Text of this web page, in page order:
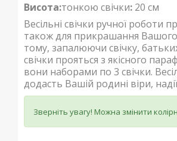
Висота:тонкою свічки: 20 см
Весільні свічки ручної
також для прикрашання Вашого
тому, запалюючи свічку,
свічки прояться з якісного
вони наборами по 3 свічки.
додасть Вашій родині віри,
Зверніть увагу! Можна змінити